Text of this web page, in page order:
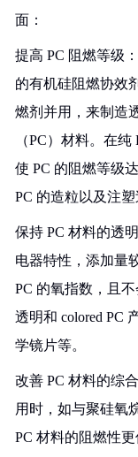
面：
提高 PC 阻燃等级
的有机硅阻燃协效
燃剂并用，来制造
（PC）材料。在
使 PC 的阻燃等级
PC 的造粒以及注塑
保持 PC 材料的透
电器特性，添加量
PC 的氧指数，且
透明和 colored PC
学镜片等。
改善 PC 材料的综
用时，如与聚硅氧
PC 材料的阻燃性